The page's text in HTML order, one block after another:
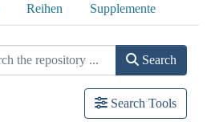
Reihen Supplemente
Search
Search Tools